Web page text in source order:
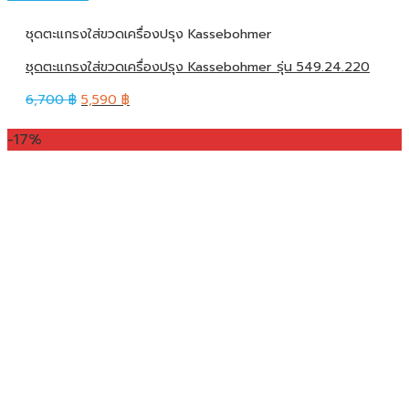
ชุดตะแกรงใส่ขวดเครื่องปรุง Kassebohmer
ชุดตะแกรงใส่ขวดเครื่องปรุง Kassebohmer รุ่น 549.24.220
6,700฿ 5,590฿
-17%